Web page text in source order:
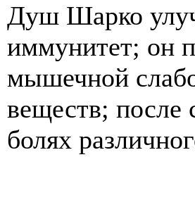
Душ Шарко
иммунитет; он
мышечной
веществ; после
болях